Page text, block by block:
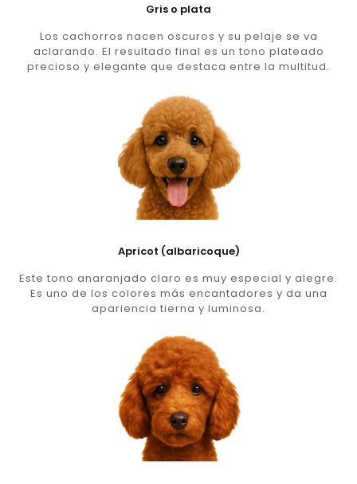
Gris o plata
Los cachorros nacen oscuros y su pelaje se va
aclarando. El resultado final es un tono plateado
precioso y elegante que destaca entre la multitud.
Apricot (albaricoque)
Este tono anaranjado claro es muy especial y alegre.
Es uno de los colores más encantadores y da una
apariencia tierna y luminosa.